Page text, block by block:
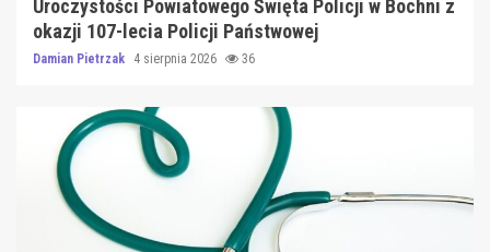
Uroczystości Powiatowego Święta Policji w Bochni z
okazji 107-lecia Policji Państwowej
Damian Pietrzak 4 sierpnia 2026 36